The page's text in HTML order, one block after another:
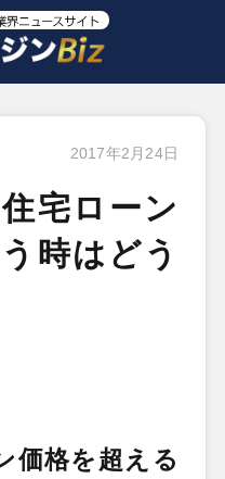
2017年2月24日
宅ローン
時はどう
価格を超える